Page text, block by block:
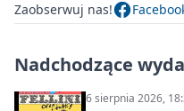
Zaobserwuj nas!
Nadchodzące
6 sierpnia 2026,